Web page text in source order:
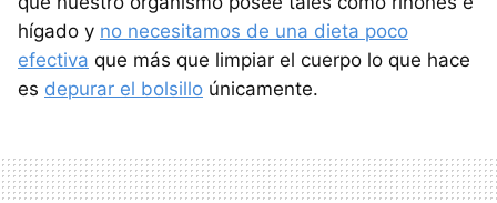
hígado y no necesitamos de una dieta poco
efectiva que más que limpiar el cuerpo lo que hace
es depurar el bolsillo únicamente.